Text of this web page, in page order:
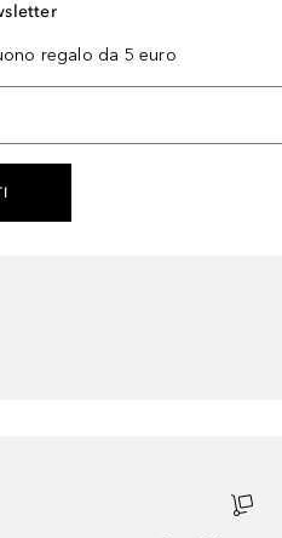
regalo da 5 euro